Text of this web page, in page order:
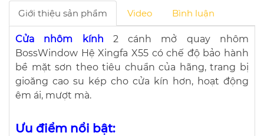
Giới thiệu sản phẩm Video Bình luận
Cửa nhôm kính 2 cánh mở quay nhôm
BossWindow Hệ Xingfa X55 có chế độ bảo hành
bề mặt sơn theo tiêu chuẩn của hãng, trang bị​
gioăng cao su kép cho cửa kín hơn, hoạt động
êm ái, mượt mà.
Ưu điểm nổi bật: